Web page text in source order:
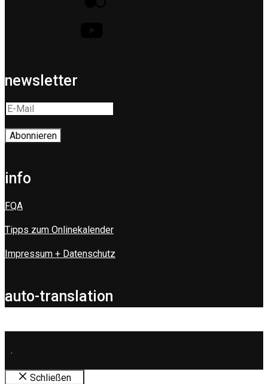
newsletter
info
FQA
Tipps zum Onlinekalender
Impressum + Datenschutz
auto-translation
.
Schließen